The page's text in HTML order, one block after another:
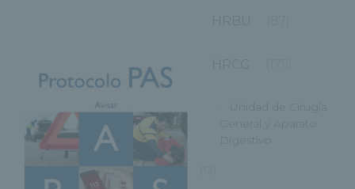
HRBU
HRCG
Unidad de Cirugía
General y Aparato
Digestivo